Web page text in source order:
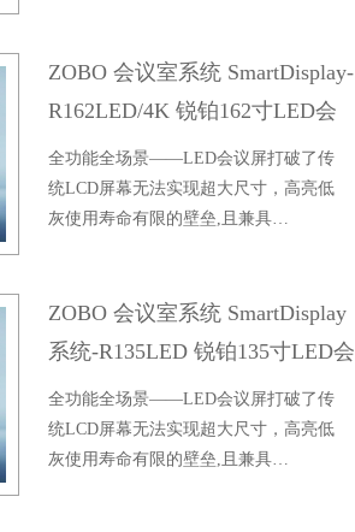
ZOBO 会议室系统 SmartDisplay-
R162LED/4K 锐铂162寸LED会
议屏(4K版)
全功能全场景——LED会议屏打破了传
统LCD屏幕无法实现超大尺寸，高亮低
灰使用寿命有限的壁垒,且兼具…
ZOBO 会议室系统 SmartDisplay
系统-R135LED 锐铂135寸LED会
议屏
全功能全场景——LED会议屏打破了传
统LCD屏幕无法实现超大尺寸，高亮低
灰使用寿命有限的壁垒,且兼具…